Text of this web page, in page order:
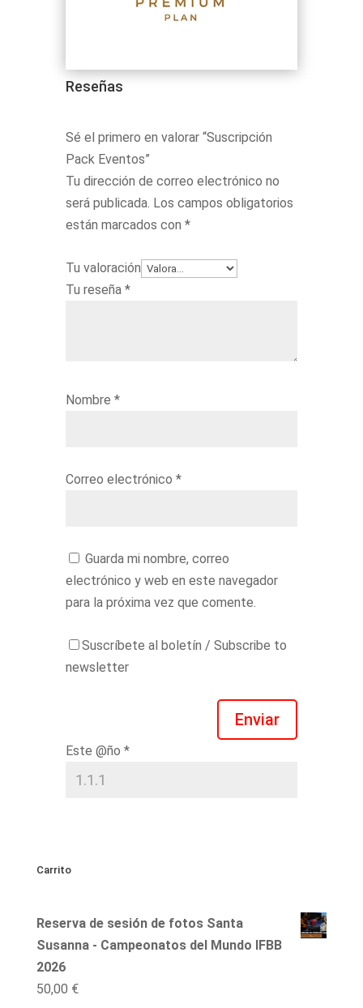
Reseñas
Sé el primero en valorar “Suscripción
Pack Eventos”
Tu dirección de correo electrónico no
será publicada. Los campos obligatorios
están marcados con *
Tu valoración
Tu reseña *
Nombre *
Correo electrónico *
Guarda mi nombre, correo
electrónico y web en este navegador
para la próxima vez que comente.
Suscríbete al boletín / Subscribe to
newsletter
Enviar
Este @ño *
Carrito
Reserva de sesión de fotos Santa
Susanna - Campeonatos del Mundo IFBB
2026
50,00 €